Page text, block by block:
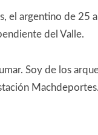
el argentino de 25
del Valle.
Soy de los